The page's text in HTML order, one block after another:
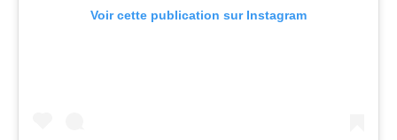
Voir cette publication sur Instagram